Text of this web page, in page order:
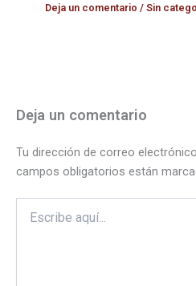
Deja un comentario /Sin
Deja un comentario
Tu dirección de correo
campos obligatorios están
aquí...